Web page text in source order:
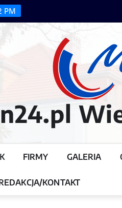
PM
FIRMY GALERIA
KONTAKT